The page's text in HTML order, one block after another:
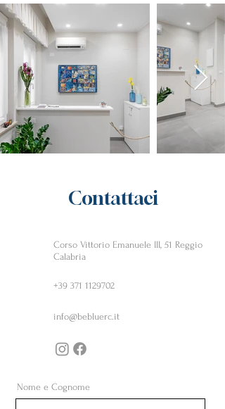
Contattaci
Corso Vittorio Emanuele III, 51 Reggio
Calabria
+39 371 1129702
info@bebluerc.it
Nome e Cognome